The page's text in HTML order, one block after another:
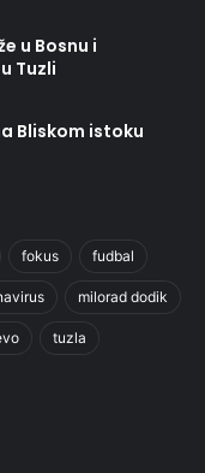
u Bosnu i
Tuzli
Bliskom istoku
fokus fudbal
milorad dodik
tuzla